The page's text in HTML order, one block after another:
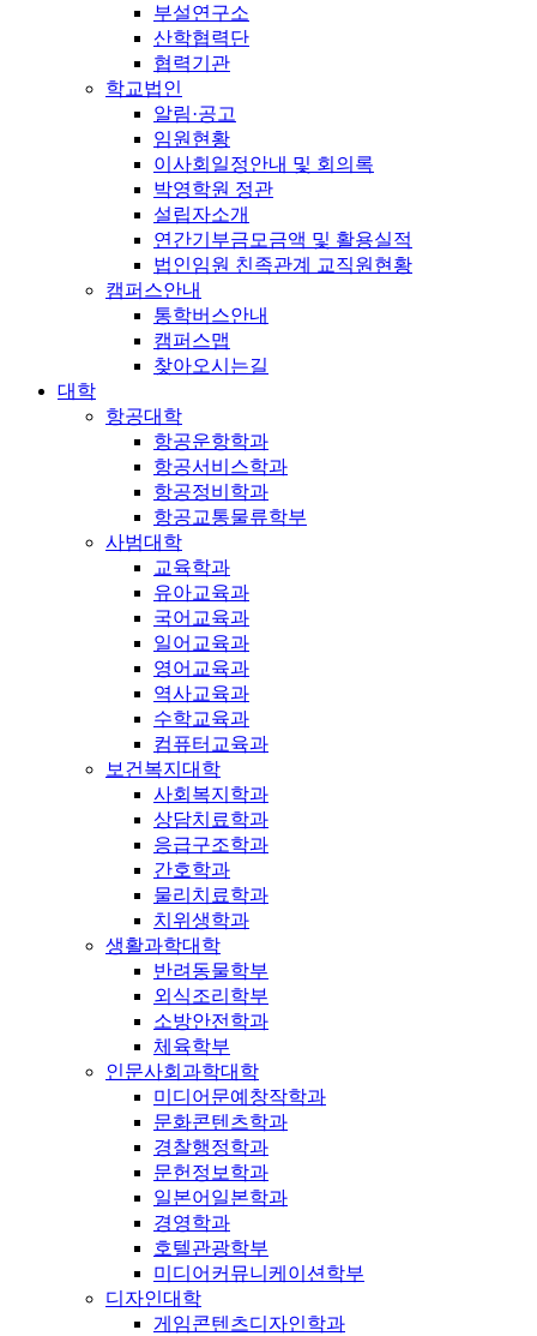
부설연구소
산학협력단
협력기관
학교법인
알림·공고
임원현황
이사회일정안내 및 회의록
박영학원 정관
설립자소개
연간기부금모금액 및 활용실적
법인임원 친족관계 교직원현황
캠퍼스안내
통학버스안내
캠퍼스맵
찾아오시는길
대학
항공대학
항공운항학과
항공서비스학과
항공정비학과
항공교통물류학부
사범대학
교육학과
유아교육과
국어교육과
일어교육과
영어교육과
역사교육과
수학교육과
컴퓨터교육과
보건복지대학
사회복지학과
상담치료학과
응급구조학과
간호학과
물리치료학과
치위생학과
생활과학대학
반려동물학부
외식조리학부
소방안전학과
체육학부
인문사회과학대학
미디어문예창작학과
문화콘텐츠학과
경찰행정학과
문헌정보학과
일본어일본학과
경영학과
호텔관광학부
미디어커뮤니케이션학부
디자인대학
게임콘텐츠디자인학과